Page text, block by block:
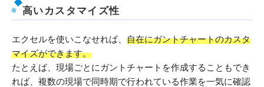
高いカスタマイズ性
エクセルを使いこなせれば、 自在にガントチャートのカスタ
マイズができます。
たとえば、現場ごとにガントチャートを作成することもでき
れば、複数の現場で同時期で行われている作業を一気に確認